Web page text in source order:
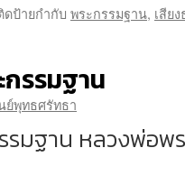
ดป้ายกำกับ พระกรรมฐาน, เสีย
รรมฐาน
ย์พุทธศรัทธา
รมฐาน หลวงพ่อพ